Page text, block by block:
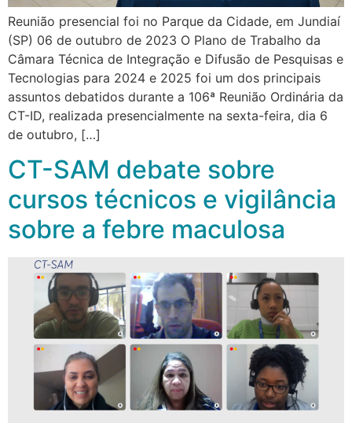
Reunião presencial foi no Parque da Cidade, em Jundiaí
(SP) 06 de outubro de 2023 O Plano de Trabalho da
Câmara Técnica de Integração e Difusão de Pesquisas e
Tecnologias para 2024 e 2025 foi um dos principais
assuntos debatidos durante a 106ª Reunião Ordinária da
CT-ID, realizada presencialmente na sexta-feira, dia 6
de outubro, […]
CT-SAM debate sobre
cursos técnicos e vigilância
sobre a febre maculosa